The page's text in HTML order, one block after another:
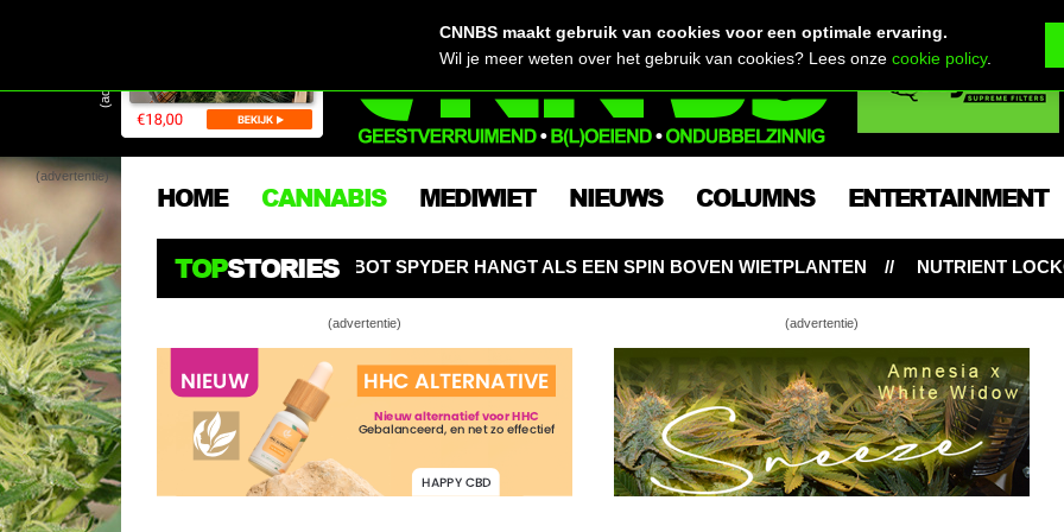
(advertentie)
(advertentie)
HOME CANNABIS MEDIWIET NIEUWS COLUMNS ENTERTAINMENT
TOPSTORIES
AI-KWEEKROBOT SPYDER HANGT ALS EEN SPIN BOVEN WIETPLANTEN NUTRIENT LOCKOUT: HONGERIGE
(advertentie) (advertentie)
Allemaal naar Leeuwarden voor Doede!
VOC – Wiet kweken is gezond
CNNBS maakt gebruik van cookies voor een optimale ervaring.
Wil je meer weten over het gebruik van cookies? Lees onzecookie policy.